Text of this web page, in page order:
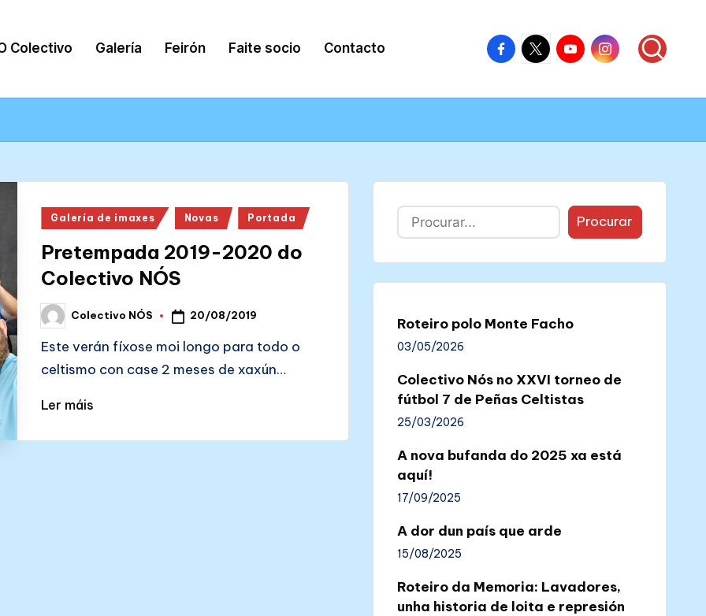
Colectivo Galería Feirón Faite socio Contacto
Facebook
–
Nós
X
–
Nós
Youtube
–
Nós
Instagram
–
Nós
Posted
Galería de imaxes Novas Portada
Pretempada 2019-2020 do
Colectivo NÓS
Posted
by
Colectivo NÓS 20/08/2019
Este verán fíxose moi longo para todo o
celtismo con case 2 meses de xaxún…
Ler máis
Buscar Procurar
Roteiro polo Monte Facho
03/05/2026
Colectivo Nós no XXVI torneo de
fútbol 7 de Peñas Celtistas
25/03/2026
A nova bufanda do 2025 xa está
aquí!
17/09/2025
A dor dun país que arde
15/08/2025
Roteiro da Memoria: Lavadores,
unha historia de loita e represión